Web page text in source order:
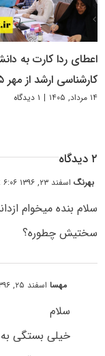
اعطای ردا کارت به
کارشناسی ارشد از مهر ۱۴۰۵
۱۴ مرداد, ۱۴۰۵ | ۱ دیدگاه
۲ دیدگاه
بهرنگاسفند ۲۳, ۱۳۹۶ at ۶:۰۶ ب٫ظ
سلام بنده میخوام
سختیش چطوره؟
مهسااسفند ۲۵, ۱۳۹۶ at ۳:۰۴ ب٫ظ
سلام
خیلی بستگی